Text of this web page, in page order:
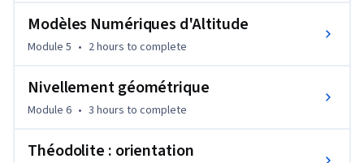
architectes qui ont recours aux géodonnées pour la
réalisation de projets d’aménagement, de construction, de
gestion de l’environnement, de transport et de
développement territorial. Dans ces domaines, l’accès aux
données à référence spatiale ainsi qu’une connaissance des
sources d’information et de leur qualité sont donc
Modèles Numériques d'Altitude
Module 5 • 2 hours to complete
Nivellement géométrique
Module 6 • 3 hours to complete
Théodolite : orientation